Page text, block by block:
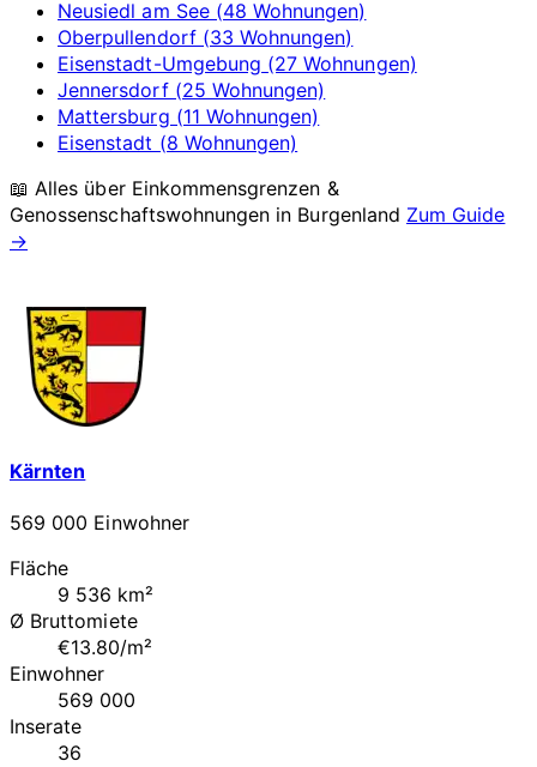
Neusiedl am See (48 Wohnungen)
Oberpullendorf (33 Wohnungen)
Eisenstadt-Umgebung (27 Wohnungen)
Jennersdorf (25 Wohnungen)
Mattersburg (11 Wohnungen)
Eisenstadt (8 Wohnungen)
📖 Alles über Einkommensgrenzen &
Genossenschaftswohnungen in Burgenland Zum Guide
→
Kärnten
569 000 Einwohner
Fläche
9 536 km²
Ø Bruttomiete
€13.80/m²
Einwohner
569 000
Inserate
36